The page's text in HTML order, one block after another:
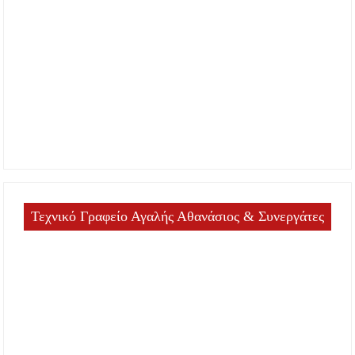
Τεχνικό Γραφείο Αγαλής Αθανάσιος & Συνεργάτες